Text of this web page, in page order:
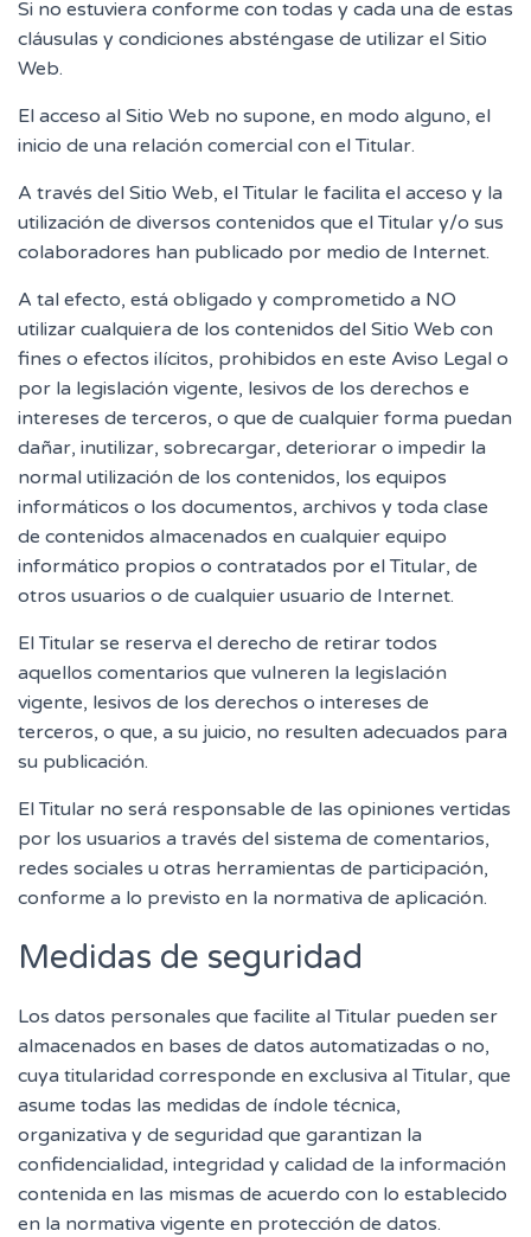
Si no estuviera conforme con todas y cada una de estas
cláusulas y condiciones absténgase de utilizar el Sitio
Web.
El acceso al Sitio Web no supone, en modo alguno, el
inicio de una relación comercial con el Titular.
A través del Sitio Web, el Titular le facilita el acceso y la
utilización de diversos contenidos que el Titular y/o sus
colaboradores han publicado por medio de Internet.
A tal efecto, está obligado y comprometido a NO
utilizar cualquiera de los contenidos del Sitio Web con
fines o efectos ilícitos, prohibidos en este Aviso Legal o
por la legislación vigente, lesivos de los derechos e
intereses de terceros, o que de cualquier forma puedan
dañar, inutilizar, sobrecargar, deteriorar o impedir la
normal utilización de los contenidos, los equipos
informáticos o los documentos, archivos y toda clase
de contenidos almacenados en cualquier equipo
informático propios o contratados por el Titular, de
otros usuarios o de cualquier usuario de Internet.
El Titular se reserva el derecho de retirar todos
aquellos comentarios que vulneren la legislación
vigente, lesivos de los derechos o intereses de
terceros, o que, a su juicio, no resulten adecuados para
su publicación.
El Titular no será responsable de las opiniones vertidas
por los usuarios a través del sistema de comentarios,
redes sociales u otras herramientas de participación,
conforme a lo previsto en la normativa de aplicación.
Medidas de seguridad
Los datos personales que facilite al Titular pueden ser
almacenados en bases de datos automatizadas o no,
cuya titularidad corresponde en exclusiva al Titular, que
asume todas las medidas de índole técnica,
organizativa y de seguridad que garantizan la
confidencialidad, integridad y calidad de la información
contenida en las mismas de acuerdo con lo establecido
en la normativa vigente en protección de datos.